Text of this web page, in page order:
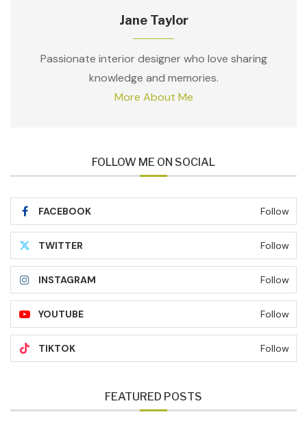
Jane Taylor
Passionate interior designer who love sharing
knowledge and memories.
More About Me
FOLLOW ME ON SOCIAL
FACEBOOK Follow
TWITTER Follow
INSTAGRAM Follow
YOUTUBE Follow
TIKTOK Follow
FEATURED POSTS